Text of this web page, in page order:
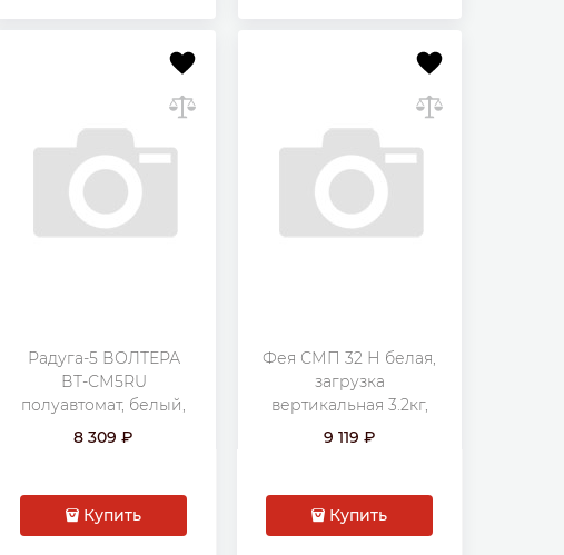
Радуга-5 ВОЛТЕРА
ВТ-СМ5RU
полуавтомат, белый,
загрузка
8 309
Купить
Фея СМП 32 Н белая,
загрузка
вертикальная 3.2кг,
1350 об/мин., класс: B
9 119
Купить